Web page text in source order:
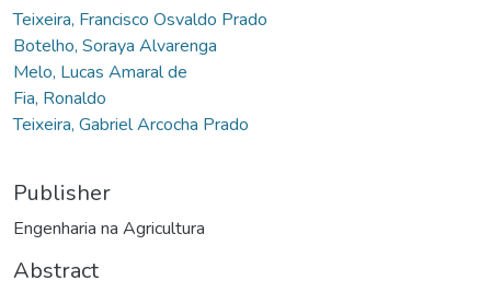
Teixeira, Francisco Osvaldo Prado
Botelho, Soraya Alvarenga
Melo, Lucas Amaral de
Fia, Ronaldo
Teixeira, Gabriel Arcocha Prado
Publisher
Engenharia na Agricultura
Abstract